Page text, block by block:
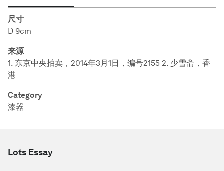
尺寸
D 9cm
来源
1. 东京中央拍卖，2014年3月1日，编号2155 2. 少雪斋，香
港
Category
漆器
Lots Essay